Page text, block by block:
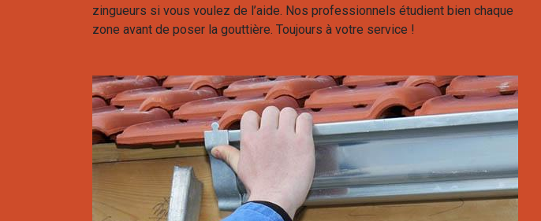
zingueurs si vous voulez de l’aide. Nos professionnels étudient bien chaque
zone avant de poser la gouttière. Toujours à votre service !